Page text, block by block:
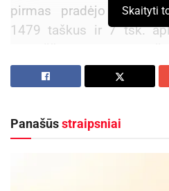
pirmas pradėjo
1479 taškus ir 7 tšk.
Tymoščenko.
Meksikos atletas
Uscanga. Jis surinko
24-erių metų A.Lesunas
Skaityti
Panašūsstraipsniai